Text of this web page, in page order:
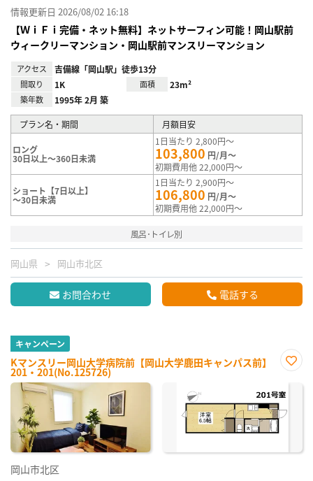
情報更新日 2026/08/02 16:18
【ＷｉＦｉ完備・ネット無料】ネットサーフィン可能！岡山駅前
ウィークリーマンション・岡山駅前マンスリーマンション
アクセス 吉備線「岡山駅」徒歩13分
間取り 1K 面積 23m²
築年数 1995年 2月 築
プラン名・期間 月額目安
ロング
30日以上～360日未満
1日当たり 2,800円～
103,800 円/月～
初期費用他 22,000円～
ショート【7日以上】
～30日未満
1日当たり 2,900円～
106,800 円/月～
初期費用他 22,000円～
風呂･トイレ別
岡山県 岡山市北区
お問合わせ 電話する
キャンペーン
Kマンスリー岡山大学病院前【岡山大学鹿田キャンパス前】
201・201(No.125726)
に入
り登
岡山市北区